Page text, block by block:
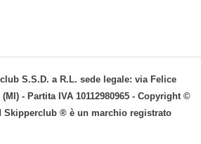
S.S.D. a R.L. sede legale: via Felice
- Partita IVA 10112980965 - Copyright ©
Skipperclub ® è un marchio registrato